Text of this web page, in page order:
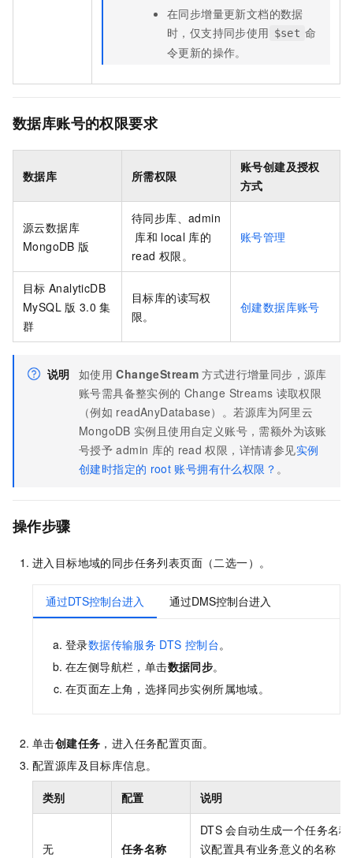
在同步增量更新文档的数据
时，仅支持同步使用 $set 命
令更新的操作。
数据库账号的权限要求
数据库 所需权限
账号创建及授权
方式
源云数据库
MongoDB 版
待同步库、admin
库和 local 库的
read 权限。
账号管理
目标 AnalyticDB
MySQL 版 3.0 集
群
目标库的读写权
限。
创建数据库账号
说明 如使用 ChangeStream 方式进行增量同步，源库
账号需具备整实例的 Change Streams 读取权限
（例如 readAnyDatabase）。若源库为阿里云
MongoDB 实例且使用自定义账号，需额外为该账
号授予 admin 库的 read 权限，详情请参见实例
创建时指定的 root 账号拥有什么权限？ 。
操作步骤
进入目标地域的同步任务列表页面（二选一）。
通过DTS控制台进入 通过DMS控制台进入
登录数据传输服务 DTS 控制台。
在左侧导航栏，单击数据同步。
在页面左上角，选择同步实例所属地域。
单击创建任务 ，进入任务配置页面。
配置源库及目标库信息。
类别 配置 说明
无 任务名称
DTS 会自动生成一个任务名
议配置具有业务意义的名称（